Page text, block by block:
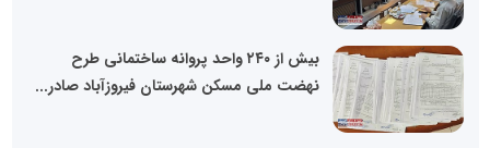
بیش از ۲۴۰ واحد پروانه ساختمانی طرح
نهضت ملی مسکن شهرستان فیروزآباد صادر...